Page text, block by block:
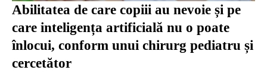
Abilitatea de care copiii au nevoie și pe
care inteligența artificială nu o poate
înlocui, conform unui chirurg pediatru și
cercetător